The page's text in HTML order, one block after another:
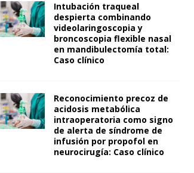
Intubación traqueal
despierta combinando
videolaringoscopia y
broncoscopia flexible nasal
en mandibulectomía total:
Caso clínico
Reconocimiento precoz de
acidosis metabólica
intraoperatoria como signo
de alerta de síndrome de
infusión por propofol en
neurocirugía: Caso clínico